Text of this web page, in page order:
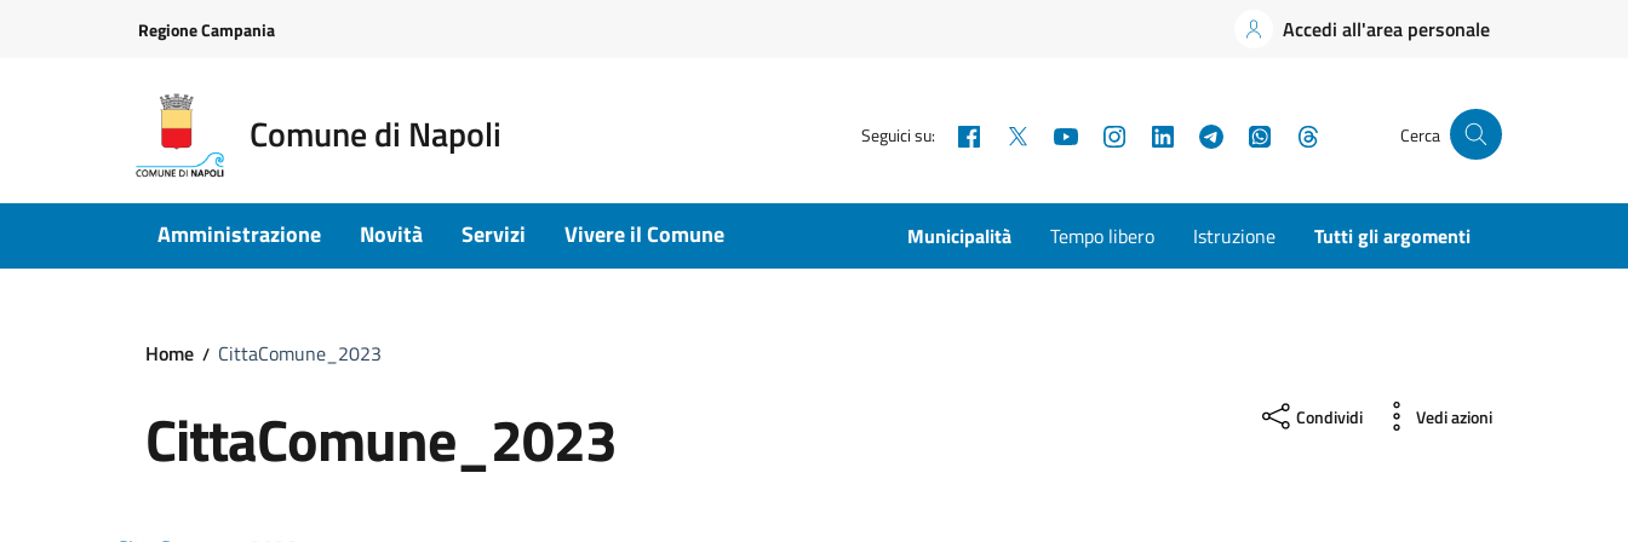
Regione Campania Accedi all'area personale
Comune di Napoli Seguici su: Facebook YouTubeInstagramLinkedInTelegramWhatsApp Cerca
Amministrazione Novità Servizi Vivere il Comune Municipalità Tempo libero Istruzione Tutti gli argomenti
Home CittaComune_2023
CittaComune_2023 Condividi Vedi azioni